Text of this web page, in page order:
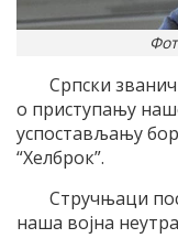
Српски
о приступању
успостављању
“Хелброк”.
Стручњаци
наша војна